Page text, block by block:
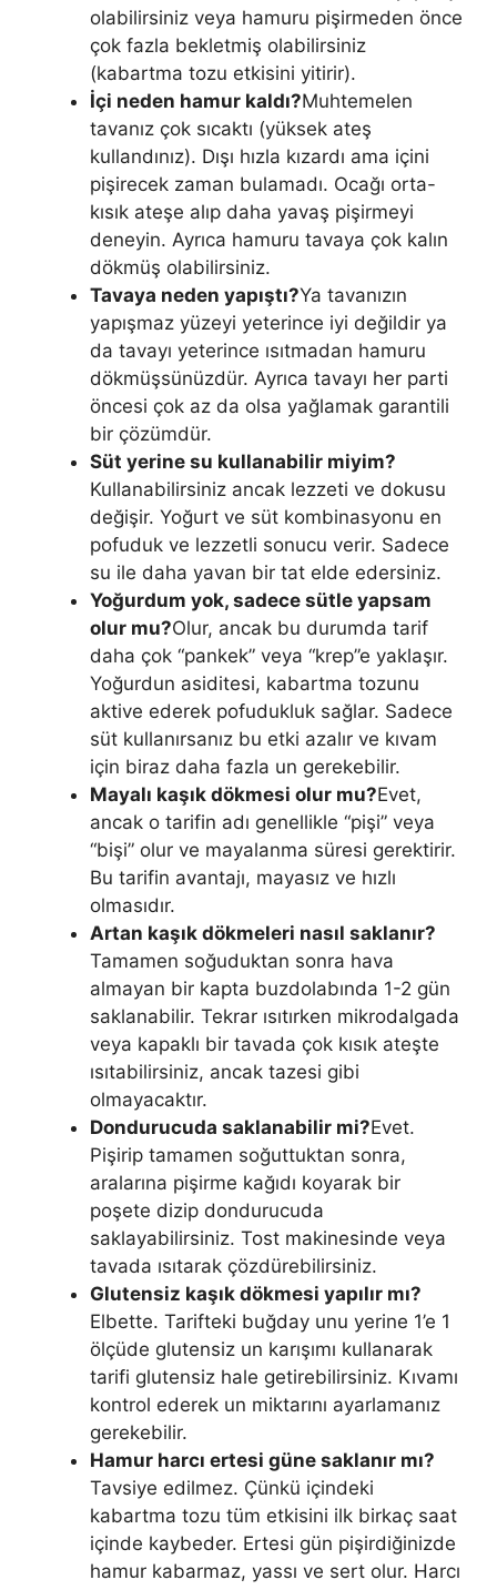
olabilirsiniz veya hamuru pişirmeden önce
çok fazla bekletmiş olabilirsiniz
(kabartma tozu etkisini yitirir).
İçi neden hamur kaldı?Muhtemelen
tavanız çok sıcaktı (yüksek ateş
kullandınız). Dışı hızla kızardı ama içini
pişirecek zaman bulamadı. Ocağı orta-
kısık ateşe alıp daha yavaş pişirmeyi
deneyin. Ayrıca hamuru tavaya çok kalın
dökmüş olabilirsiniz.
Tavaya neden yapıştı?Ya tavanızın
yapışmaz yüzeyi yeterince iyi değildir ya
da tavayı yeterince ısıtmadan hamuru
dökmüşsünüzdür. Ayrıca tavayı her parti
öncesi çok az da olsa yağlamak garantili
bir çözümdür.
Süt yerine su kullanabilir miyim?
Kullanabilirsiniz ancak lezzeti ve dokusu
değişir. Yoğurt ve süt kombinasyonu en
pofuduk ve lezzetli sonucu verir. Sadece
su ile daha yavan bir tat elde edersiniz.
Yoğurdum yok, sadece sütle yapsam
olur mu?Olur, ancak bu durumda tarif
daha çok “pankek” veya “krep”e yaklaşır.
Yoğurdun asiditesi, kabartma tozunu
aktive ederek pofudukluk sağlar. Sadece
süt kullanırsanız bu etki azalır ve kıvam
için biraz daha fazla un gerekebilir.
Mayalı kaşık dökmesi olur mu?Evet,
ancak o tarifin adı genellikle “pişi” veya
“bişi” olur ve mayalanma süresi gerektirir.
Bu tarifin avantajı, mayasız ve hızlı
olmasıdır.
Artan kaşık dökmeleri nasıl saklanır?
Tamamen soğuduktan sonra hava
almayan bir kapta buzdolabında 1-2 gün
saklanabilir. Tekrar ısıtırken mikrodalgada
veya kapaklı bir tavada çok kısık ateşte
ısıtabilirsiniz, ancak tazesi gibi
olmayacaktır.
Dondurucuda saklanabilir mi?Evet.
Pişirip tamamen soğuttuktan sonra,
aralarına pişirme kağıdı koyarak bir
poşete dizip dondurucuda
saklayabilirsiniz. Tost makinesinde veya
tavada ısıtarak çözdürebilirsiniz.
Glutensiz kaşık dökmesi yapılır mı?
Elbette. Tarifteki buğday unu yerine 1’e 1
ölçüde glutensiz un karışımı kullanarak
tarifi glutensiz hale getirebilirsiniz. Kıvamı
kontrol ederek un miktarını ayarlamanız
gerekebilir.
Hamur harcı ertesi güne saklanır mı?
Tavsiye edilmez. Çünkü içindeki
kabartma tozu tüm etkisini ilk birkaç saat
içinde kaybeder. Ertesi gün pişirdiğinizde
hamur kabarmaz, yassı ve sert olur. Harcı